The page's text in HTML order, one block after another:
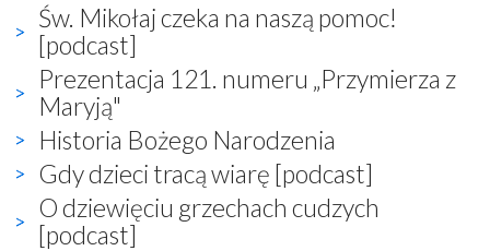
Św. Mikołaj czeka na naszą pomoc!
[podcast]
Prezentacja 121. numeru „Przymierza z
Maryją"
Historia Bożego Narodzenia
Gdy dzieci tracą wiarę [podcast]
O dziewięciu grzechach cudzych
[podcast]